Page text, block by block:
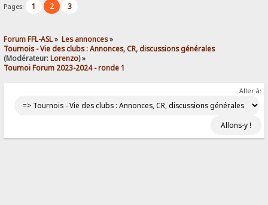
Pages: 1 2 3
Forum FFL-ASL» Les annonces»
Tournois - Vie des clubs : Annonces, CR, discussions générales
(Modérateur:Lorenzo) »
Tournoi Forum 2023-2024 - ronde 1
Aller à: